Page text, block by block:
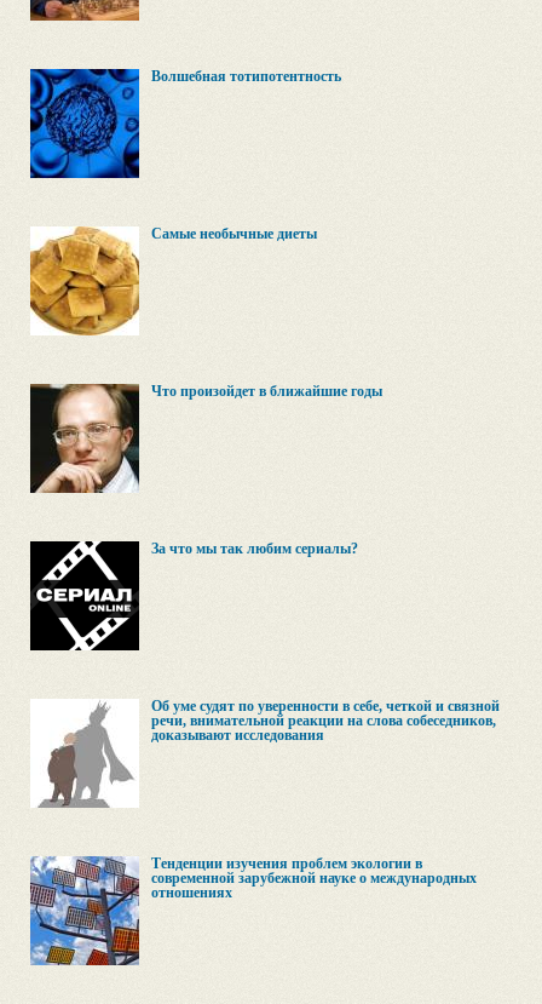
Волшебная тотипотентность
Самые необычные диеты
Что произойдет в ближайшие годы
За что мы так любим сериалы?
Об уме судят по уверенности в себе, четкой и связной
речи, внимательной реакции на слова собеседников,
доказывают исследования
Тенденции изучения проблем экологии в
современной зарубежной науке о международных
отношениях